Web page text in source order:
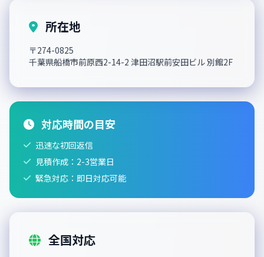
所在地
〒274-0825
千葉県船橋市前原西2-14-2 津田沼駅前安田ビル 別館2F
対応時間の目安
迅速な初回返信
見積作成：2-3営業日
緊急対応：即日対応可能
全国対応